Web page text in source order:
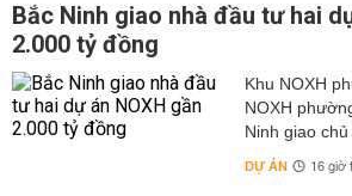
Bắc Ninh giao nhà đầu tư hai
2.000 tỷ đồng
Khu NOXH
NOXH
Ninh giao chủ
DỰ ÁN 16